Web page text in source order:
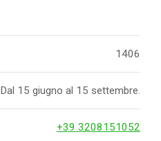
1406
Dal 15 giugno al 15 settembre.
+39 3208151052